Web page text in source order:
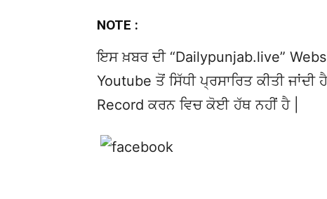
NOTE :
ਇਸ ਖ਼ਬਰ ਦੀ “Dailypunjab.live”
Youtube ਤੋਂ ਸਿੱਧੀ ਪ੍ਰਸਾਰਿਤ ਕੀਤੀ
Record ਕਰਨ ਵਿਚ ਕੋਈ ਹੱਥ ਨਹੀਂ ਹੈ |